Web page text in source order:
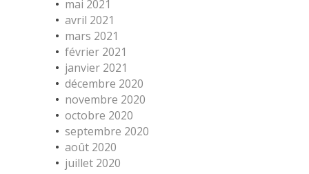
mai 2021
avril 2021
mars 2021
février 2021
janvier 2021
décembre 2020
novembre 2020
octobre 2020
septembre 2020
août 2020
juillet 2020